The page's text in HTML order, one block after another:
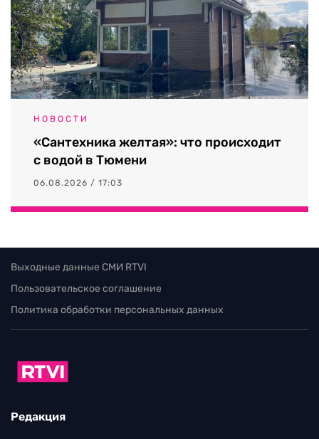
НОВОСТИ
«Сантехника желтая»: что происходит
с водой в Тюмени
06.08.2026 / 17:03
Выходные данные СМИ RTVI
Пользовательское соглашение
Политика обработки персональных данных
Редакция